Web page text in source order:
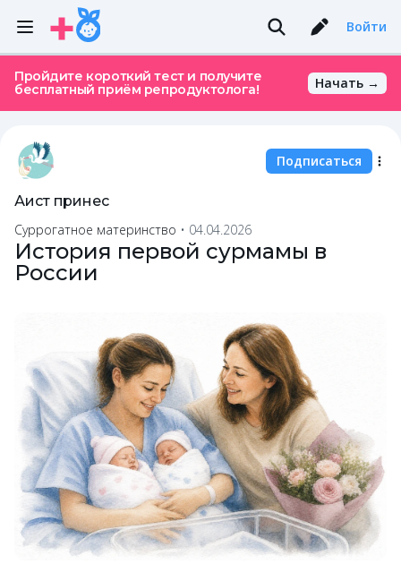
Войти
Пройдите короткий тест и получите
бесплатный приём репродуктолога!
Начать →
Аист принес
Подписаться
Суррогатное материнство • 04.04.2026
История первой сурмамы в
России